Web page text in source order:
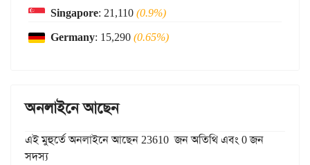
Singapore: 21,110(0.9%)
Germany: 15,290(0.65%)
অনলাইনে আছেন
এই মুহুর্তে অনলাইনে আছেন 23610 জন অতিথি এবং 0 জন
সদস্য